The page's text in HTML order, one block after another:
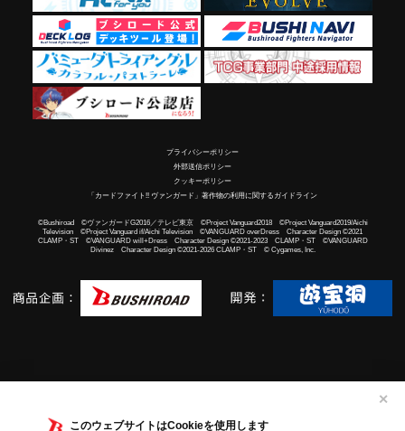
このウェブサイトはCookieを使用します
✕
プライバシーポリシー
外部送信ポリシー
クッキーポリシー
「カードファイト!! ヴァンガード」著作物の利用に関するガイドライン
©Bushiroad ©ヴァンガードG2016／テレビ東京 ©Project Vanguard2018 ©Project Vanguard2019/Aichi
Television ©Project Vanguard if/Aichi Television ©VANGUARD overDress Character Design ©2021
CLAMP・ST ©VANGUARD will+Dress Character Design ©2021-2023 CLAMP・ST ©VANGUARD
Divinez Character Design ©2021-2026 CLAMP・ST © Cygames, Inc.